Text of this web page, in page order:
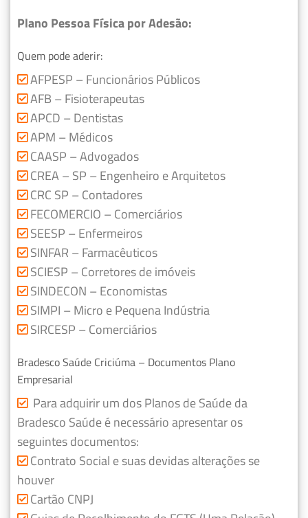
Plano Pessoa Física por Adesão:
Quem pode aderir:
AFPESP – Funcionários Públicos
AFB – Fisioterapeutas
APCD – Dentistas
APM – Médicos
CAASP – Advogados
CREA – SP – Engenheiro e Arquitetos
CRC SP – Contadores
FECOMERCIO – Comerciários
SEESP – Enfermeiros
SINFAR – Farmacêuticos
SCIESP – Corretores de imóveis
SINDECON – Economistas
SIMPI – Micro e Pequena Indústria
SIRCESP – Comerciários
Bradesco Saúde Criciúma – Documentos Plano
Empresarial
Para adquirir um dos Planos de Saúde da
Bradesco Saúde é necessário apresentar os
seguintes documentos:
Contrato Social e suas devidas alterações se
houver
Cartão CNPJ